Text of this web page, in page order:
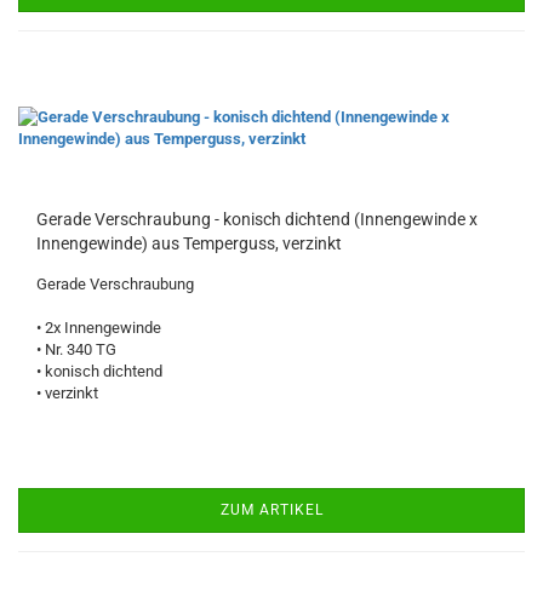
Gerade Verschraubung - konisch dichtend (Innengewinde x
Innengewinde) aus Temperguss, verzinkt
Gerade Verschraubung
• 2x Innengewinde
• Nr. 340 TG
• konisch dichtend
• verzinkt
ZUM ARTIKEL